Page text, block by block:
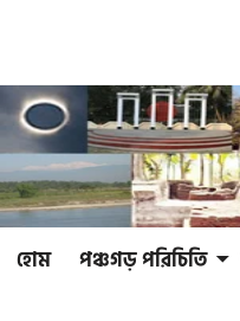
হোম পঞ্চগড় পরিচিতি